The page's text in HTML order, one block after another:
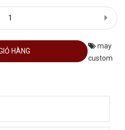
HÀNG
may
custom